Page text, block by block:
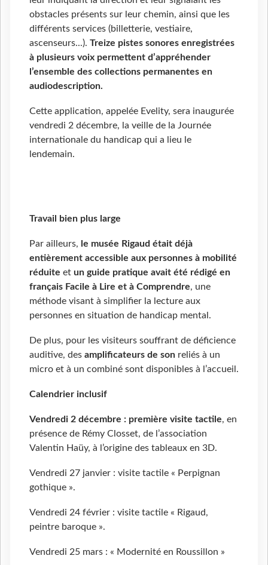
obstacles présents sur leur chemin, ainsi que les
différents services (billetterie, vestiaire,
ascenseurs...). Treize pistes sonores enregistrées
à plusieurs voix permettent d’appréhender
l’ensemble des collections permanentes en
audiodescription.
Cette application, appelée Evelity, sera inaugurée
vendredi 2 décembre, la veille de la Journée
internationale du handicap qui a lieu le
lendemain.
Travail bien plus large
Par ailleurs, le musée Rigaud était déjà
entièrement accessible aux personnes à mobilité
réduite et un guide pratique avait été rédigé en
français Facile à Lire et à Comprendre, une
méthode visant à simplifier la lecture aux
personnes en situation de handicap mental.
De plus, pour les visiteurs souffrant de déficience
auditive, des amplificateurs de son reliés à un
micro et à un combiné sont disponibles à l’accueil.
Calendrier inclusif
Vendredi 2 décembre : première visite tactile, en
présence de Rémy Closset, de l’association
Valentin Haüy, à l’origine des tableaux en 3D.
Vendredi 27 janvier : visite tactile « Perpignan
gothique ».
Vendredi 24 février : visite tactile « Rigaud,
peintre baroque ».
Vendredi 25 mars : « Modernité en Roussillon »